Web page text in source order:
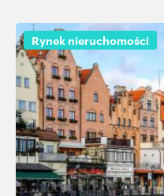
Rynek nieruchomości